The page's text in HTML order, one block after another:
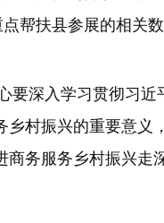
帮扶县参展的相关
要深入学习贯彻习近
乡村振兴的重要意义
商务服务乡村振兴走